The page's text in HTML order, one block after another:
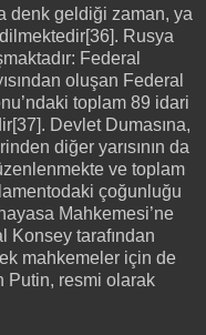
denk geldiği zaman, ya
Rusya
Federal
oluşan Federal
toplam 89 idari
Devlet Dumasına,
diğer yarısının da
ve toplam
çoğunluğu
Mahkemesi’ne
Konsey tarafından
mahkemeler için de
Putin, resmi olarak